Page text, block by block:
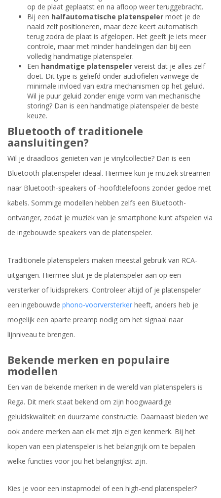
op de plaat geplaatst en na afloop weer teruggebracht.
Bij een halfautomatische platenspeler moet je de
naald zelf positioneren, maar deze keert automatisch
terug zodra de plaat is afgelopen. Het geeft je iets meer
controle, maar met minder handelingen dan bij een
volledig handmatige platenspeler.
Een handmatige platenspeler vereist dat je alles zelf
doet. Dit type is geliefd onder audiofielen vanwege de
minimale invloed van extra mechanismen op het geluid.
Wil je puur geluid zonder enige vorm van mechanische
storing? Dan is een handmatige platenspeler de beste
keuze.
Bluetooth of traditionele
aansluitingen?
Wil je draadloos genieten van je vinylcollectie? Dan is een
Bluetooth-platenspeler ideaal. Hiermee kun je muziek streamen
naar Bluetooth-speakers of -hoofdtelefoons zonder gedoe met
kabels. Sommige modellen hebben zelfs een Bluetooth-
ontvanger, zodat je muziek van je smartphone kunt afspelen via
de ingebouwde speakers van de platenspeler.
Traditionele platenspelers maken meestal gebruik van RCA-
uitgangen. Hiermee sluit je de platenspeler aan op een
versterker of luidsprekers. Controleer altijd of je platenspeler
een ingebouwde phono-voorversterker heeft, anders heb je
mogelijk een aparte preamp nodig om het signaal naar
lijnniveau te brengen.
Bekende merken en populaire
modellen
Een van de bekende merken in de wereld van platenspelers is
Rega. Dit merk staat bekend om zijn hoogwaardige
geluidskwaliteit en duurzame constructie. Daarnaast bieden we
ook andere merken aan elk met zijn eigen kenmerk. Bij het
kopen van een platenspeler is het belangrijk om te bepalen
welke functies voor jou het belangrijkst zijn.
Kies je voor een instapmodel of een high-end platenspeler?